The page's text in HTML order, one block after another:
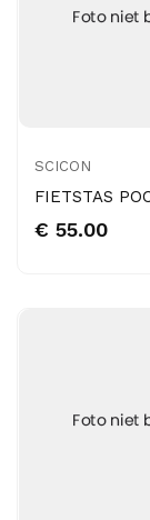
SCICON
FIETSTAS
€ 55.00